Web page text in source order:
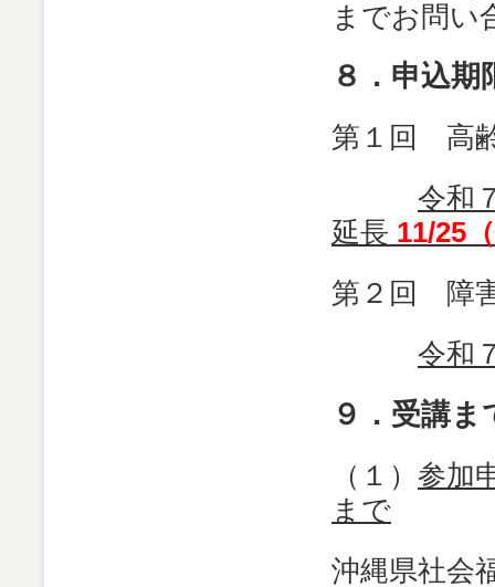
までお問い
８．申込
第１回 高
令和
延長 11/25
第２回 障
令和
９．受講ま
（１） 参加
まで
沖縄県社会